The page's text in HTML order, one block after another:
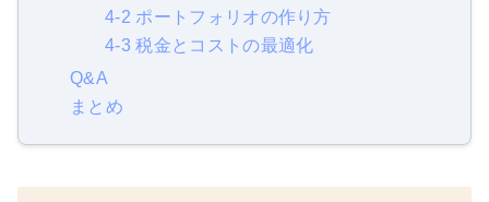
4-2 ポートフォリオの作り方
4-3 税金とコストの最適化
Q&A
まとめ